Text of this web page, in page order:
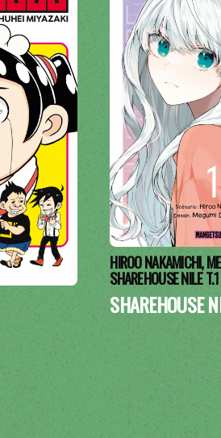
HIROO NAKAMICHI,
SHAREHOUSE NILE T.1
SHAREHOUSE